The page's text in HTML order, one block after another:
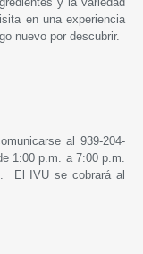
en una experiencia
nuevo por descubrir.
al 939-204-
1:00 p.m. a 7:00 p.m.
El IVU se cobrará al